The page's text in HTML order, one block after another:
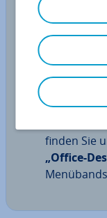
Ändern
Mail-Fach,
über das
unter dem
finden Sie
„Office-